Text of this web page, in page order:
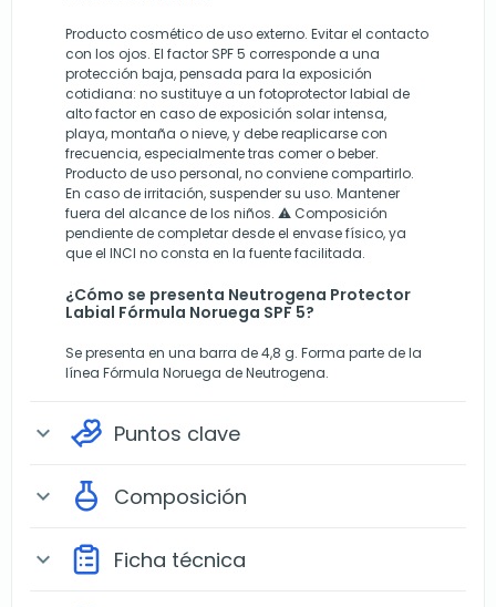
Producto cosmético de uso externo. Evitar el contacto
con los ojos. El factor SPF 5 corresponde a una
protección baja, pensada para la exposición
cotidiana: no sustituye a un fotoprotector labial de
alto factor en caso de exposición solar intensa,
playa, montaña o nieve, y debe reaplicarse con
frecuencia, especialmente tras comer o beber.
Producto de uso personal, no conviene compartirlo.
En caso de irritación, suspender su uso. Mantener
fuera del alcance de los niños. ⚠️ Composición
pendiente de completar desde el envase físico, ya
que el INCI no consta en la fuente facilitada.
¿Cómo se presenta Neutrogena Protector
Labial Fórmula Noruega SPF 5?
Se presenta en una barra de 4,8 g. Forma parte de la
línea Fórmula Noruega de Neutrogena.
expand_more Puntos clave
expand_more Composición
expand_more Ficha técnica